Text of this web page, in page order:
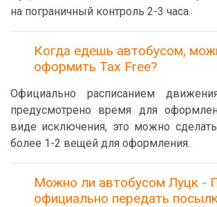
на пограничный контроль 2-3 часа.
Когда едешь автобусом,
оформить Tax Free?
Официально расписанием
предусмотрено время для
виде исключения, это можно
более 1-2 вещей для оформления.
Можно ли автобусом Луцк -
официально передать